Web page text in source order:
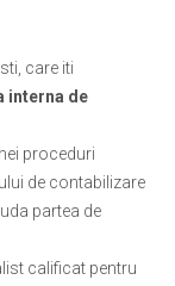
care iti
interna de
proceduri
de contabilizare
partea de
calificat pentru